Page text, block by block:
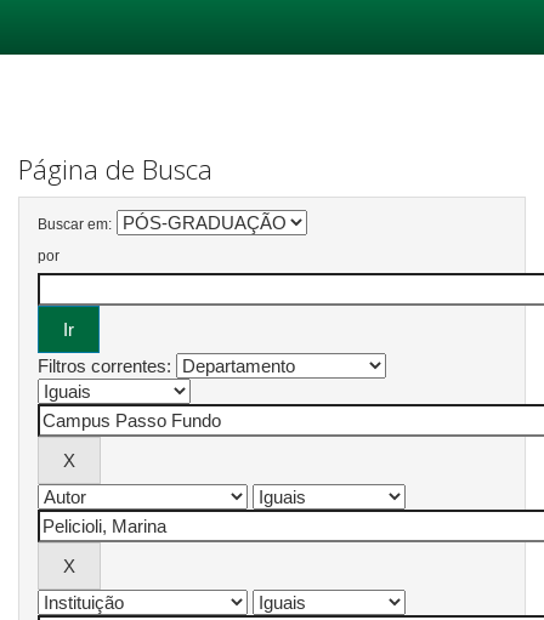
Página de Busca
Buscar em:
por
Filtros correntes: